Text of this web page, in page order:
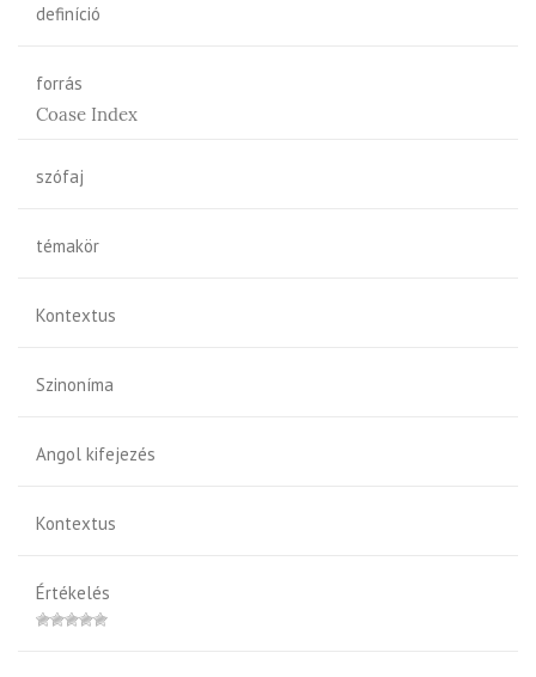
definíció
forrás
Coase Index
szófaj
témakör
Kontextus
Szinoníma
Angol kifejezés
Kontextus
Értékelés